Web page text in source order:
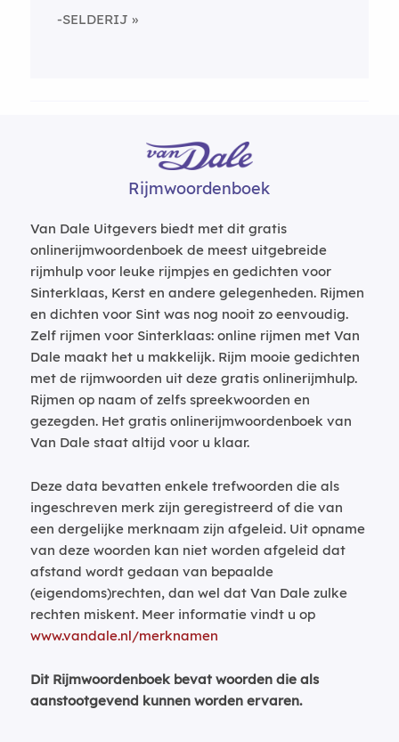
-SELDERIJ
Rijmwoordenboek
Van Dale Uitgevers biedt met dit gratis
onlinerijmwoordenboek de meest uitgebreide
rijmhulp voor leuke rijmpjes en gedichten voor
Sinterklaas, Kerst en andere gelegenheden. Rijmen
en dichten voor Sint was nog nooit zo eenvoudig.
Zelf rijmen voor Sinterklaas: online rijmen met Van
Dale maakt het u makkelijk. Rijm mooie gedichten
met de rijmwoorden uit deze gratis onlinerijmhulp.
Rijmen op naam of zelfs spreekwoorden en
gezegden. Het gratis onlinerijmwoordenboek van
Van Dale staat altijd voor u klaar.
Deze data bevatten enkele trefwoorden die als
ingeschreven merk zijn geregistreerd of die van
een dergelijke merknaam zijn afgeleid. Uit opname
van deze woorden kan niet worden afgeleid dat
afstand wordt gedaan van bepaalde
(eigendoms)rechten, dan wel dat Van Dale zulke
rechten miskent. Meer informatie vindt u op
www.vandale.nl/merknamen
Dit Rijmwoordenboek bevat woorden die als
aanstootgevend kunnen worden ervaren.